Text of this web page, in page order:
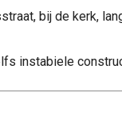
bij de kerk,
instabiele